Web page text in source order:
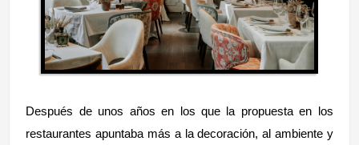
Después de unos años en los que la propuesta en los
restaurantes apuntaba más a la decoración, al ambiente y